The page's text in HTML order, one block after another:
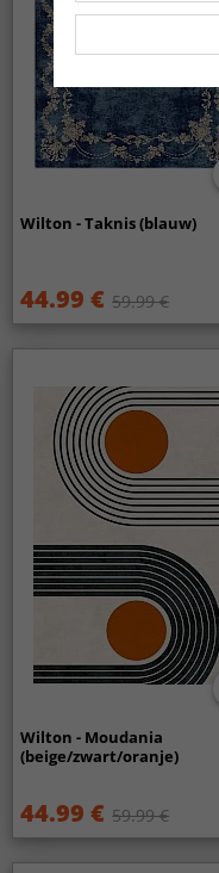
Wilton - Taknis (blauw)
44.99 € 59.99 €
Wilton - Moudania
(beige/zwart/oranje)
44.99 € 59.99 €